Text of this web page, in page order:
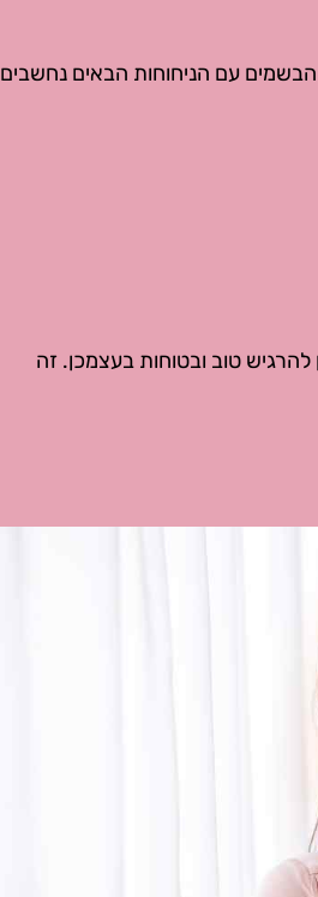
עם הניחוחות הבאים נחשבים
טוב ובטוחות בעצמכן. זה